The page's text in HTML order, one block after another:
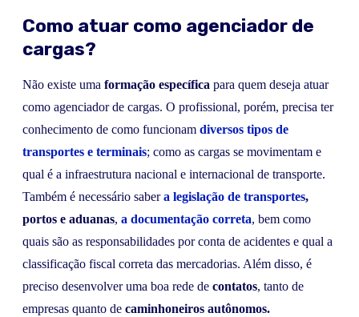
Como atuar como agenciador de
cargas?
Não existe uma formação específica para quem deseja atuar
como agenciador de cargas. O profissional, porém, precisa ter
conhecimento de como funcionam diversos tipos de
transportes e terminais; como as cargas se movimentam e
qual é a infraestrutura nacional e internacional de transporte.
Também é necessário sabera legislação de transportes,
portos e aduanas, a documentação correta, bem como
quais são as responsabilidades por conta de acidentes e qual a
classificação fiscal correta das mercadorias. Além disso, é
preciso desenvolver uma boa rede de contatos, tanto de
empresas quanto de caminhoneiros autônomos.